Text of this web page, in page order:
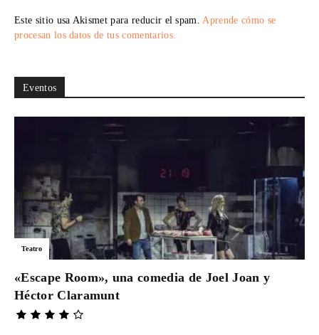
Este sitio usa Akismet para reducir el spam. Aprende cómo se
procesan los datos de tus comentarios.
Eventos
Teatro
«Escape Room», una comedia de Joel Joan y
Héctor Claramunt